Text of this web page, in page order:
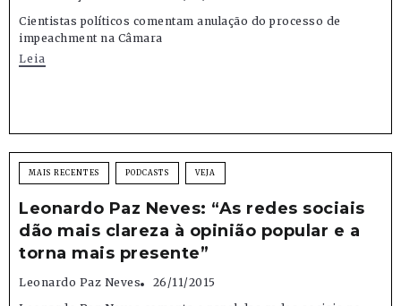
Cientistas políticos comentam anulação do processo de
impeachment na Câmara
Leia
MAIS RECENTES PODCASTS VEJA
Leonardo Paz Neves: “As redes sociais
dão mais clareza à opinião popular e a
torna mais presente”
Leonardo Paz Neves
26/11/2015